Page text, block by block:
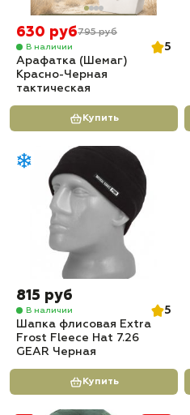
630 руб795 руб
В наличии
5
Арафатка (Шемаг)
Красно-Черная
тактическая
Купить
815 руб
В наличии
5
Шапка флисовая Extra
Frost Fleece Hat 7.26
GEAR Черная
Купить